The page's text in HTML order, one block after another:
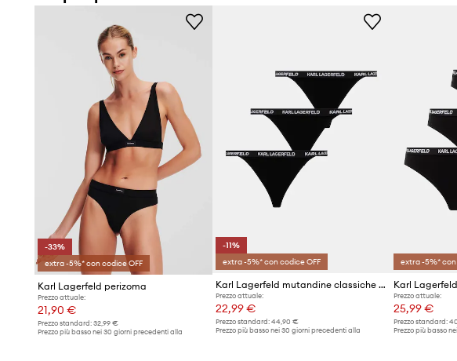
-33%
extra -5%* con codice OFF
Karl Lagerfeld perizoma
Prezzo attuale:
21,90 €
Prezzo standard: 32,99 €
Prezzo più basso nei 30 giorni precedenti alla
-11%
extra -5%* con codice OFF
Karl Lagerfeld mutandine classiche da donna in cotone con elastan pacco da 3
Prezzo attuale:
22,99 €
Prezzo standard:44,90 €
Prezzo più basso nei 30 giorni precedenti alla
extra -5%* con
Prezzo attuale:
25,99 €
Prezzo standard:
Prezzo più basso